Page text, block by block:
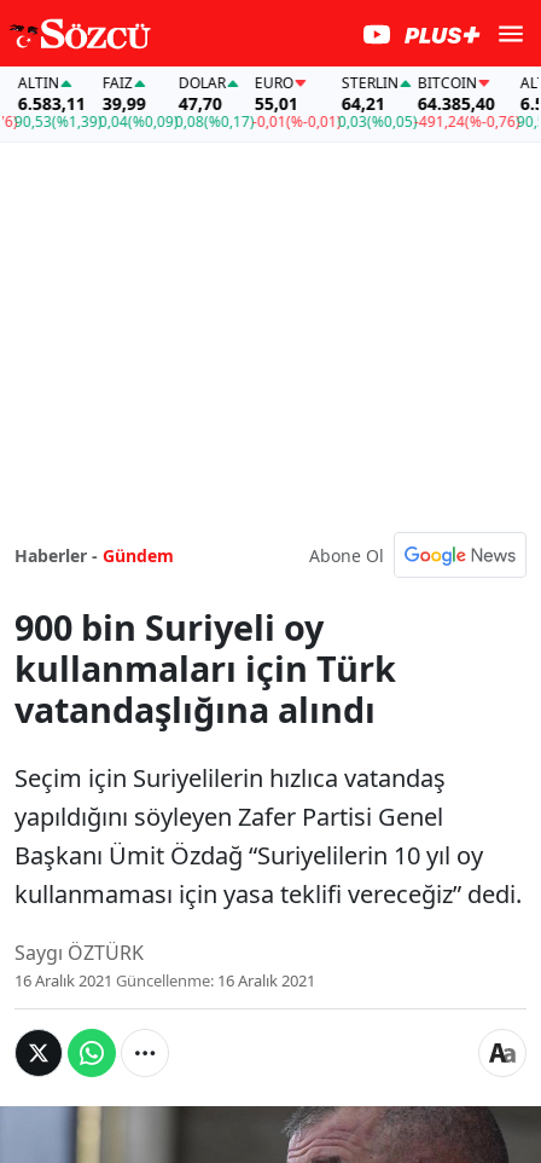
(%1,39)
FAİZ
39,99
0,04(%0,09)
DOLAR
47,70
0,08(%0,17)
EURO
55,01
-0,01(%-0,01)
STERLIN
64,21
0,03(%0,05)
BITCOIN
64.385,40
-491,24(%-0,76)
ALTIN
90,53
Haberler - Gündem Abone Ol
900 bin Suriyeli oy
kullanmaları için Türk
vatandaşlığına alındı
Seçim için Suriyelilerin hızlıca vatandaş
yapıldığını söyleyen Zafer Partisi Genel
Başkanı Ümit Özdağ “Suriyelilerin 10 yıl oy
kullanmaması için yasa teklifi vereceğiz” dedi.
Saygı ÖZTÜRK
16 Aralık 2021 Güncellenme: 16 Aralık 2021